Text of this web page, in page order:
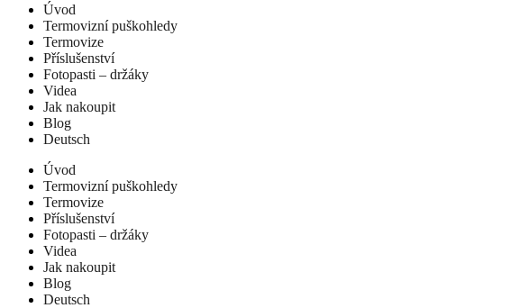
Úvod
Termovizní puškohledy
Termovize
Příslušenství
Fotopasti – držáky
Videa
Jak nakoupit
Blog
Deutsch
Úvod
Termovizní puškohledy
Termovize
Příslušenství
Fotopasti – držáky
Videa
Jak nakoupit
Blog
Deutsch